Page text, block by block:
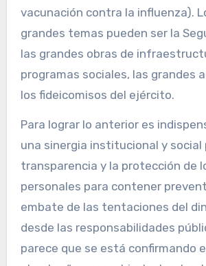
vacunación contra la influenza).
grandes temas pueden ser la
las grandes obras de
programas sociales, las grandes
los fideicomisos del ejército.
Para lograr lo anterior es
una sinergia institucional y social
transparencia y la protección de
personales para contener
embate de las tentaciones del
desde las responsabilidades
parece que se está confirmando